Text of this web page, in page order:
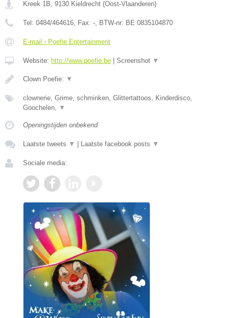
Kreek 1B, 9130 Kieldrecht (Oost-Vlaanderen)
Tel: 0484/464616, Fax: -, BTW-nr: BE 0835104870
E-mail › Poefie Entertainment
Website: http://www.poefie.be Screenshot ▼
Clown Poefie: ▼
clownerie, Grime, schminken, Glittertattoos, Kinderdisco,
Goochelen, ▼
Openingstijden onbekend
Laatste tweets ▼ Laatste facebook posts ▼
Sociale media: